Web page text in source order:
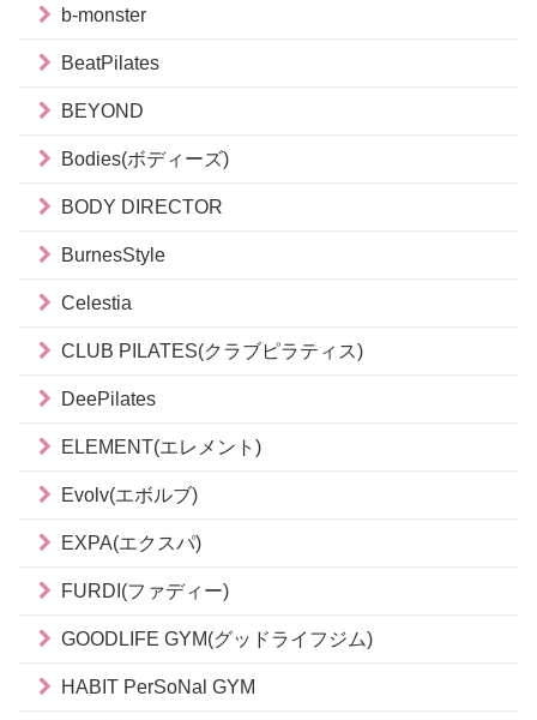
b-monster
BeatPilates
BEYOND
Bodies(ボディーズ)
BODY DIRECTOR
BurnesStyle
Celestia
CLUB PILATES(クラブピラティス)
DeePilates
ELEMENT(エレメント)
Evolv(エボルブ)
EXPA(エクスパ)
FURDI(ファディー)
GOODLIFE GYM(グッドライフジム)
HABIT PerSoNal GYM